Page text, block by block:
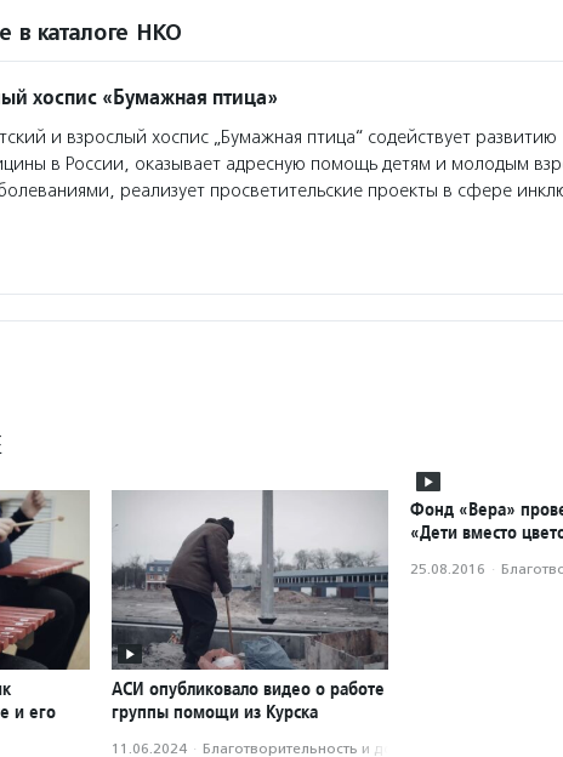
в каталоге НКО
хоспис «Бумажная птица»
и взрослый хоспис „Бумажная птица“ содействует развитию
в России, оказывает адресную помощь детям и молодым
реализует просветительские проекты в сфере
и его
АСИ опубликовало видео о работе
группы помощи из Курска
11.06.2024 · Благотвори­тель­ность и доброволь­чест­во
Фонд «Вера»
«Дети вместо
25.08.2016 ·